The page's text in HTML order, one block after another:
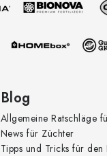
Blog
Allgemeine Ratschläge
News für Züchter
Tipps und Tricks für den